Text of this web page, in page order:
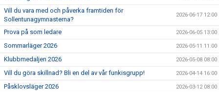
Vill du vara med och påverka framtiden för
Sollentunagymnasterna?
2026-06-17 12:00
Prova på som ledare 2026-06-05 13:00
Sommarläger 2026 2026-05-11 11:00
Klubbmedaljen 2026 2026-05-08 08:00
Vill du göra skillnad? Bli en del av vår funkisgrupp! 2026-04-14 16:00
Påsklovsläger 2026 2026-03-12 08:00